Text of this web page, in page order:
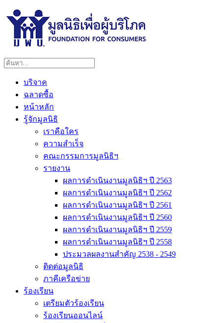
บริจาค
ฉลาดซื้อ
หน้าหลัก
รู้จักมูลนิธิ
เราคือใคร
ความสำเร็จ
คณะกรรมการมูลนิธิฯ
รายงาน
ผลการดำเนินงานมูลนิธิฯ ปี 2563
ผลการดำเนินงานมูลนิธิฯ ปี 2562
ผลการดำเนินงานมูลนิธิฯ ปี 2561
ผลการดำเนินงานมูลนิธิฯ ปี 2560
ผลการดำเนินงานมูลนิธิฯ ปี 2559
ผลการดำเนินงานมูลนิธิฯ ปี 2558
ประมวลผลงานสำคัญ 2538 - 2549
ติดต่อมูลนิธิ
ภาคีเครือข่าย
ร้องเรียน
เตรียมตัวร้องเรียน
ร้องเรียนออนไลน์